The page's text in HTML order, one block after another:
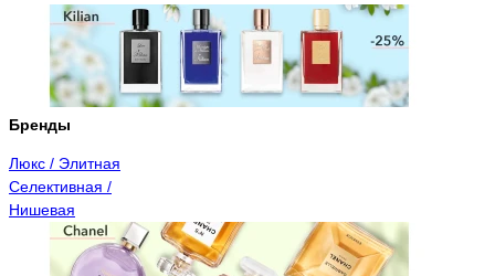
Бренды
Люкс / Элитная
Селективная /
Нишевая